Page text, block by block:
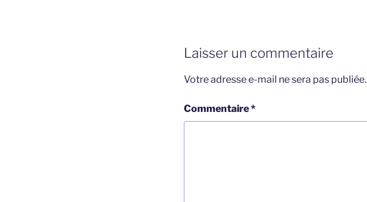
Laisser un commentaire
Votre adresse e-mail ne sera pas publiée.
Commentaire*